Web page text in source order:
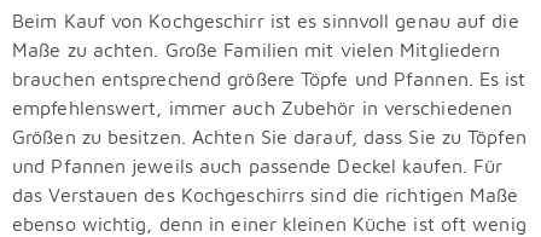
Beim Kauf von Kochgeschirr ist es sinnvoll genau auf die
Maße zu achten. Große Familien mit vielen Mitgliedern
brauchen entsprechend größere Töpfe und Pfannen. Es ist
empfehlenswert, immer auch Zubehör in verschiedenen
Größen zu besitzen. Achten Sie darauf, dass Sie zu Töpfen
und Pfannen jeweils auch passende Deckel kaufen. Für
das Verstauen des Kochgeschirrs sind die richtigen Maße
ebenso wichtig, denn in einer kleinen Küche ist oft wenig